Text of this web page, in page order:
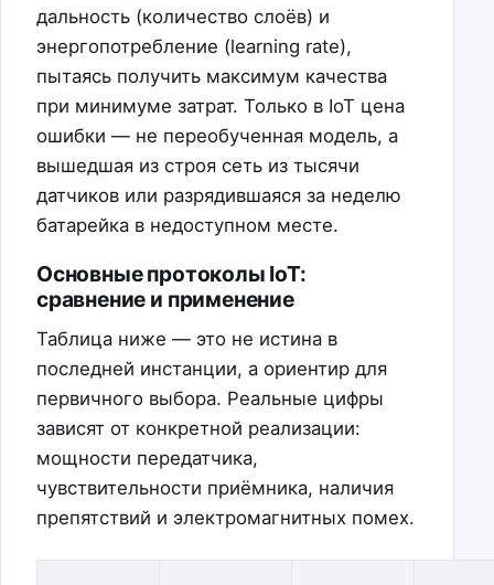
дальность (количество слоёв) и
энергопотребление (learning rate),
пытаясь получить максимум качества
при минимуме затрат. Только в IoT цена
ошибки — не переобученная модель, а
вышедшая из строя сеть из тысячи
датчиков или разрядившаяся за неделю
батарейка в недоступном месте.
Основные протоколы IoT:
сравнение и применение
Таблица ниже — это не истина в
последней инстанции, а ориентир для
первичного выбора. Реальные цифры
зависят от конкретной реализации:
мощности передатчика,
чувствительности приёмника, наличия
препятствий и электромагнитных помех.